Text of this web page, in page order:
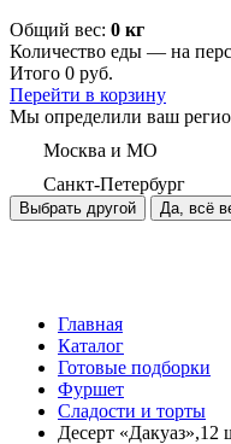
Общий вес: 0 кг
Количество еды — на
Итого 0 руб.
Перейти в корзину
Мы определили ваш
Москва и МО
Санкт-Петербург
Выбрать другой Да, всё
Главная
Каталог
Готовые подборки
Фуршет
Сладости и торты
Десерт «Дакуаз»,12